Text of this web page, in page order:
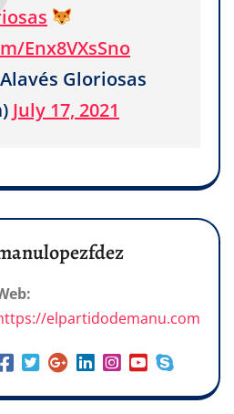
Enx8VXsSno
Gloriosas
July 17, 2021
elpartidodemanu.com